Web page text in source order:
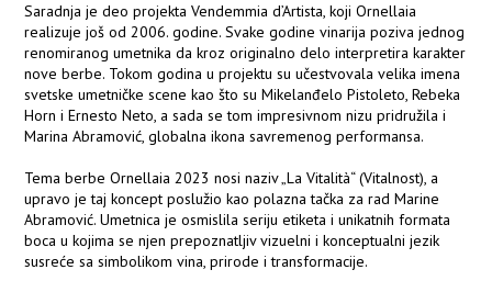
Saradnja je deo projekta Vendemmia d’Artista, koji Ornellaia
realizuje još od 2006. godine. Svake godine vinarija poziva jednog
renomiranog umetnika da kroz originalno delo interpretira karakter
nove berbe. Tokom godina u projektu su učestvovala velika imena
svetske umetničke scene kao što su Mikelanđelo Pistoleto, Rebeka
Horn i Ernesto Neto, a sada se tom impresivnom nizu pridružila i
Marina Abramović, globalna ikona savremenog performansa.
Tema berbe Ornellaia 2023 nosi naziv „La Vitalità“ (Vitalnost), a
upravo je taj koncept poslužio kao polazna tačka za rad Marine
Abramović. Umetnica je osmislila seriju etiketa i unikatnih formata
boca u kojima se njen prepoznatljiv vizuelni i konceptualni jezik
susreće sa simbolikom vina, prirode i transformacije.